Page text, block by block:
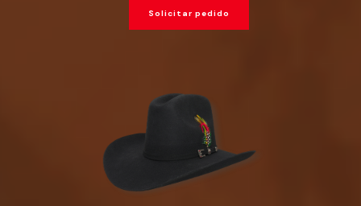
Solicitar pedido